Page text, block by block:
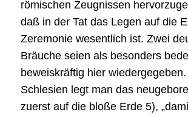
römischen Zeugnissen
daß in der Tat das Legen auf die
Zeremonie wesentlich ist. Zwei
Bräuche seien als besonders
beweiskräftig hier
Schlesien legt man das
zuerst auf die bloße Erde 5),